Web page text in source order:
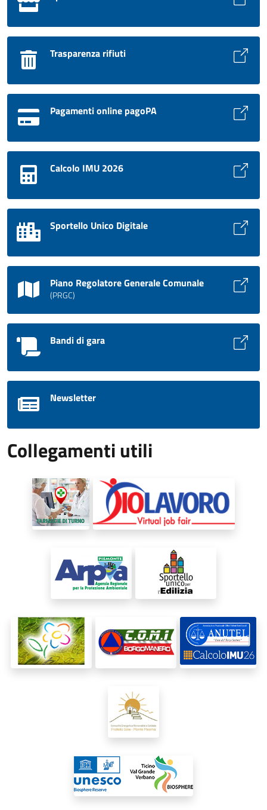
Trasparenza rifiuti
Pagamenti online pagoPA
Calcolo IMU 2026
Sportello Unico Digitale
Piano Regolatore Generale Comunale
(PRGC)
Bandi di gara
Newsletter
Collegamenti utili